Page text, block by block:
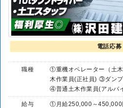
電話応募
職種
①重機オペレーター（土
木作業員(正社員) ③ダン
④普通土木作業員(アルバ
給与
①月給250,000～